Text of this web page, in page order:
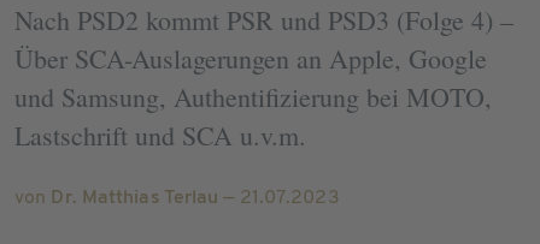
Nach PSD2 kommt PSR und PSD3 (Folge 4) –
Über SCA-Auslagerungen an Apple, Google
und Samsung, Authentifizierung bei MOTO,
Lastschrift und SCA u.v.m.
von Dr. Matthias Terlau — 21.07.2023